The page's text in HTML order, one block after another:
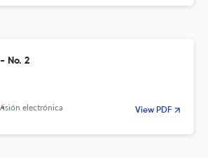
No. 2
electrónica View PDF